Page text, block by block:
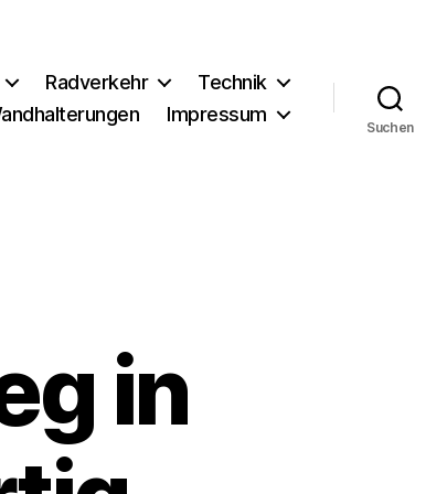
Radverkehr
Technik
Impressum
Suchen
in